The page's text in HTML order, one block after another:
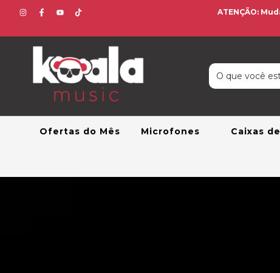
ATENÇÃO:
Ofertas do Mês Microfones Caixas